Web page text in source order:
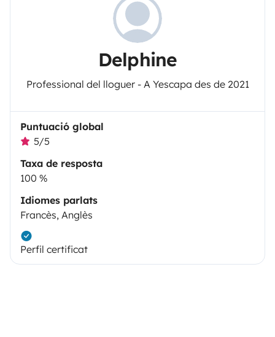
Delphine
Professional del lloguer - A Yescapa des de 2021
Puntuació global
5/5
Taxa de resposta
100 %
Idiomes parlats
Francès, Anglès
Perfil certificat